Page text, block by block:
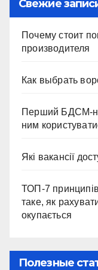
Свежие
Почему стоит
производителя
Как выбрать
Перший БДСМ-
ним
Які вакансії
ТОП-7
таке, як
окупається
Полезные